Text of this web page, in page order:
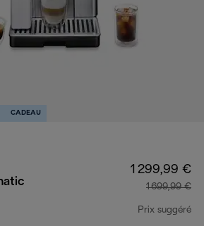
CADEAU
1 299,99 €
1 699,99 €
Prix suggéré